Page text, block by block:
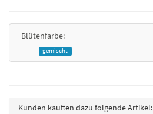
Blütenfarbe:
gemischt
Kunden kauften dazu folgende Artikel: